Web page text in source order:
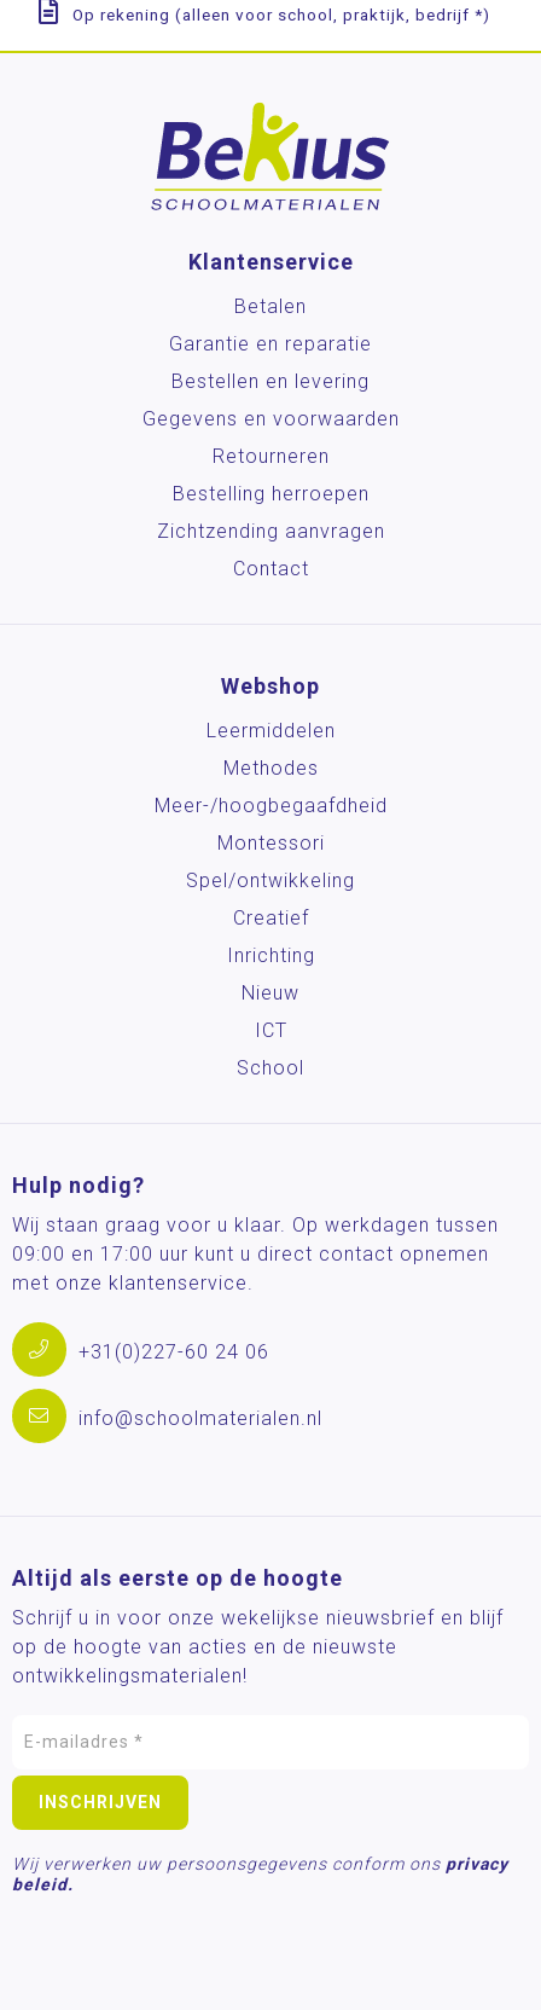
Op rekening (alleen voor school, praktijk, bedrijf *)
Klantenservice
Betalen
Garantie en reparatie
Bestellen en levering
Gegevens en voorwaarden
Retourneren
Bestelling herroepen
Zichtzending aanvragen
Contact
Webshop
Leermiddelen
Methodes
Meer-/hoog­begaafdheid
Montessori
Spel/ontwikkeling
Creatief
Inrichting
Nieuw
ICT
School
Hulp nodig?
Wij staan graag voor u klaar. Op werkdagen tussen
09:00 en 17:00 uur kunt u direct contact opnemen
met onze klantenservice.
+31(0)227-60 24 06
info@schoolmaterialen.nl
Altijd als eerste op de hoogte
Schrijf u in voor onze wekelijkse nieuwsbrief en blijf
op de hoogte van acties en de nieuwste
ontwikkelingsmaterialen!
Wij verwerken uw persoonsgegevens conform ons privacy
beleid.